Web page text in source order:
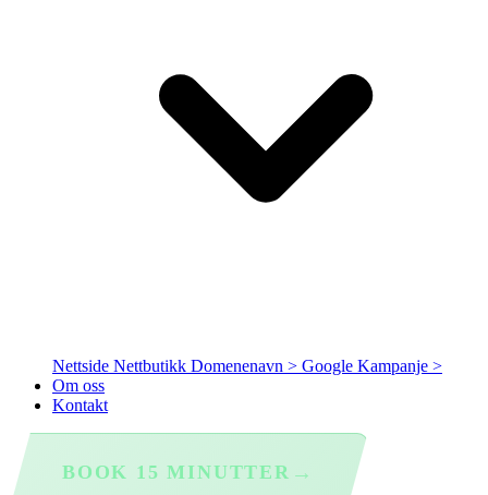
Nettside Nettbutikk Domenenavn > Google Kampanje >
Om oss
Kontakt
BOOK 15 MINUTTER →